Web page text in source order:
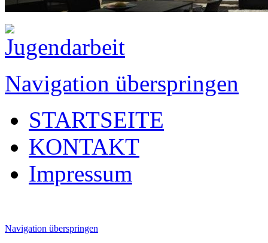
Navigation überspringen
STARTSEITE
KONTAKT
Impressum
Navigation überspringen